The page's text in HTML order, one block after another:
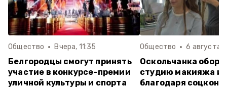
Общество Вчера, 11:35
Белгородцы смогут принять
участие в конкурсе-премии
уличной культуры и спорта
Общество 6 августа ,
Оскольчанка
студию макияжа и
благодаря